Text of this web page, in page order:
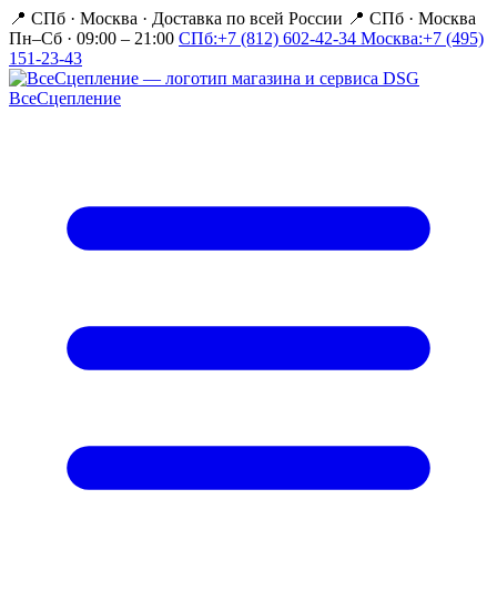
📍 СПб · Москва · Доставка по всей России 📍 СПб · Москва
Пн–Сб · 09:00 – 21:00 СПб:+7 (812) 602-42-34 Москва:+7 (495)
151-23-43
ВсеСцепление